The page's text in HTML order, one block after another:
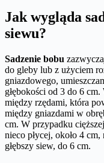
Jak wygląda
siewu?
Sadzenie bobu
do gleby lub z użyciem
gniazdowego,
głębokości od 3 do 6
między rzędami, która
między gniazdami w
cm. W przypadku
nieco płycej, około 4
głębszy siew, do 6 cm.